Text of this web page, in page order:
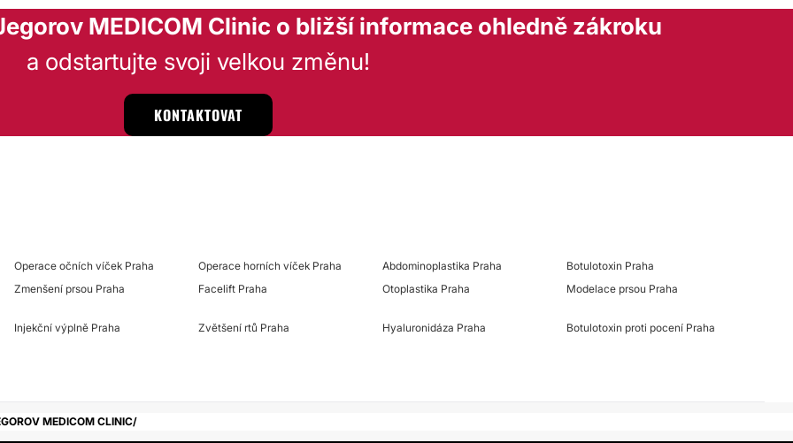
MEDICOM Clinic o bližší informace ohledně zákroku
a odstartujte svoji velkou změnu!
KONTAKTOVAT
Operace očních víček Praha Operace horních víček Praha Abdominoplastika Praha
Botulotoxin Praha
Zmenšení prsou Praha Facelift Praha Otoplastika Praha Modelace prsou Praha
Injekční výplně Praha Zvětšení rtů Praha Hyaluronidáza Praha Botulotoxin proti pocení Praha
MEDICOM CLINIC